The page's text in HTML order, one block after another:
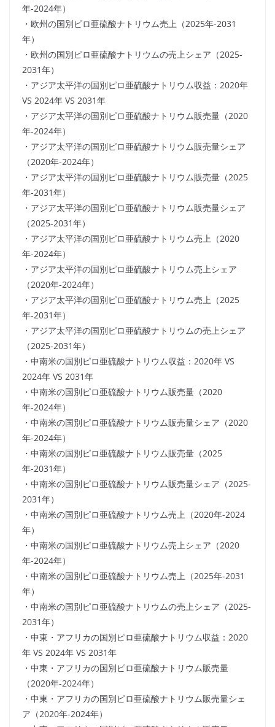
年-2024年）
・欧州の国別ピロ亜硫酸ナトリウム売上（2025年-2031
年）
・欧州の国別ピロ亜硫酸ナトリウムの売上シェア（2025-
2031年）
・アジア太平洋の国別ピロ亜硫酸ナトリウム収益：2020年
VS 2024年 VS 2031年
・アジア太平洋の国別ピロ亜硫酸ナトリウム販売量（2020
年-2024年）
・アジア太平洋の国別ピロ亜硫酸ナトリウム販売量シェア
（2020年-2024年）
・アジア太平洋の国別ピロ亜硫酸ナトリウム販売量（2025
年-2031年）
・アジア太平洋の国別ピロ亜硫酸ナトリウム販売量シェア
（2025-2031年）
・アジア太平洋の国別ピロ亜硫酸ナトリウム売上（2020
年-2024年）
・アジア太平洋の国別ピロ亜硫酸ナトリウム売上シェア
（2020年-2024年）
・アジア太平洋の国別ピロ亜硫酸ナトリウム売上（2025
年-2031年）
・アジア太平洋の国別ピロ亜硫酸ナトリウムの売上シェア
（2025-2031年）
・中南米の国別ピロ亜硫酸ナトリウム収益：2020年 VS
2024年 VS 2031年
・中南米の国別ピロ亜硫酸ナトリウム販売量（2020
年-2024年）
・中南米の国別ピロ亜硫酸ナトリウム販売量シェア（2020
年-2024年）
・中南米の国別ピロ亜硫酸ナトリウム販売量（2025
年-2031年）
・中南米の国別ピロ亜硫酸ナトリウム販売量シェア（2025-
2031年）
・中南米の国別ピロ亜硫酸ナトリウム売上（2020年-2024
年）
・中南米の国別ピロ亜硫酸ナトリウム売上シェア（2020
年-2024年）
・中南米の国別ピロ亜硫酸ナトリウム売上（2025年-2031
年）
・中南米の国別ピロ亜硫酸ナトリウムの売上シェア（2025-
2031年）
・中東・アフリカの国別ピロ亜硫酸ナトリウム収益：2020
年 VS 2024年 VS 2031年
・中東・アフリカの国別ピロ亜硫酸ナトリウム販売量
（2020年-2024年）
・中東・アフリカの国別ピロ亜硫酸ナトリウム販売量シェ
ア（2020年-2024年）